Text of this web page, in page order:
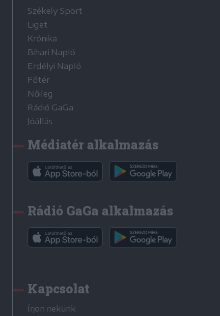
Székely Sport
Liget
Krónika
Bihari Napló
Erdélyi Napló
Főtér
Nőileg
Rádió GaGa
Jóállás
Médiatér alkalmazás
Rádió GaGa alkalmazás
Kapcsolat
Írjon nekünk